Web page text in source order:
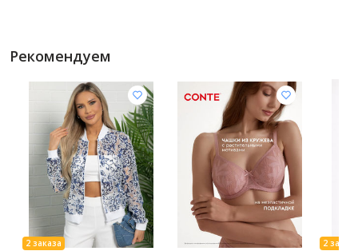
Рекомендуем